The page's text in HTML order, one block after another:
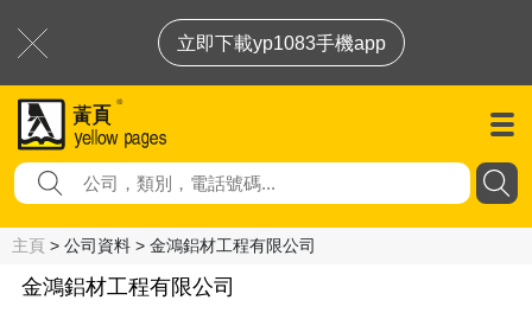
立即下載yp1083手機app
主頁 > 公司資料 > 金鴻鋁材工程有限公司
金鴻鋁材工程有限公司